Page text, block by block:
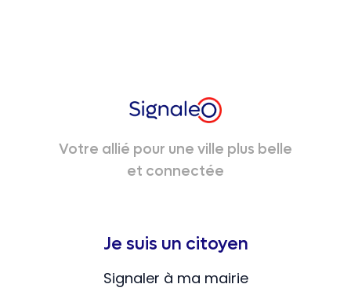
Votre allié pour une ville plus belle
et connectée
Je suis un citoyen
Signaler à ma mairie